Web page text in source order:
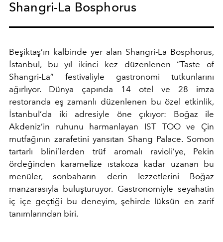
Shangri-La Bosphorus
Beşiktaş’ın kalbinde yer alan Shangri-La Bosphorus,
İstanbul, bu yıl ikinci kez düzenlenen “Taste of
Shangri-La” festivaliyle gastronomi tutkunlarını
ağırlıyor. Dünya çapında 14 otel ve 28 imza
restoranda eş zamanlı düzenlenen bu özel etkinlik,
İstanbul’da iki adresiyle öne çıkıyor: Boğaz ile
Akdeniz’in ruhunu harmanlayan IST TOO ve Çin
mutfağının zarafetini yansıtan Shang Palace. Somon
tartarlı blini’lerden trüf aromalı ravioli’ye, Pekin
ördeğinden karamelize ıstakoza kadar uzanan bu
menüler, sonbaharın derin lezzetlerini Boğaz
manzarasıyla buluşturuyor. Gastronomiyle seyahatin
iç içe geçtiği bu deneyim, şehirde lüksün en zarif
tanımlarından biri.